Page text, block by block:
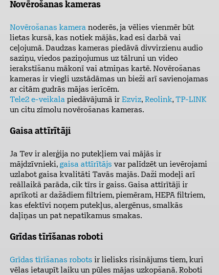
Novērošanas kameras
Novērošanas kamera noderēs, ja vēlies vienmēr būt
lietas kursā, kas notiek mājās, kad esi darbā vai
ceļojumā. Daudzas kameras piedāvā divvirzienu audio
saziņu, viedos paziņojumus uz tālruni un video
ierakstīšanu mākonī vai atmiņas kartē. Novērošanas
kameras ir viegli uzstādāmas un bieži arī savienojamas
ar citām gudrās mājas ierīcēm.
Tele2 e-veikala piedāvājumā ir Ezviz, Reolink, TP-LINK
un citu zīmolu novērošanas kameras.
Gaisa attīrītāji
Ja Tev ir alerģija no putekļiem vai mājās ir
mājdzīvnieki, gaisa attīrītājs var palīdzēt un ievērojami
uzlabot gaisa kvalitāti Tavās majās. Daži modeļi arī
reāllaikā parāda, cik tīrs ir gaiss. Gaisa attīrītāji ir
aprīkoti ar dažādiem filtriem, piemēram, HEPA filtriem,
kas efektīvi noņem putekļus, alergēnus, smalkās
daļiņas un pat nepatīkamus smakas.
Grīdas tīrīšanas roboti
Grīdas tīrīšanas robots ir lielisks risinājums tiem, kuri
vēlas ietaupīt laiku un pūles mājas uzkopšanā. Roboti